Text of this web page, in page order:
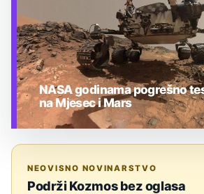
NASA godinama pogrešno
na Mjesec i Mars
NEOVISNO NOVINARSTVO
Podrži Kozmos bez oglasa